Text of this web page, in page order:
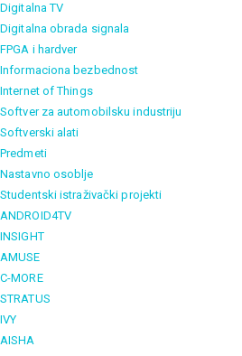
Digitalna TV
Digitalna obrada signala
FPGA i hardver
Informaciona bezbednost
Internet of Things
Softver za automobilsku industriju
Softverski alati
Predmeti
Nastavno osoblje
Studentski istraživački projekti
ANDROID4TV
INSIGHT
AMUSE
C-MORE
STRATUS
IVY
AISHA